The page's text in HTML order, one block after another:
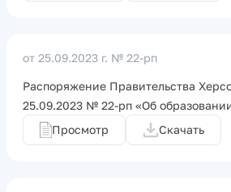
от 25.09.2023 г. № 22-рп
Распоряжение Правительства
25.09.2023 № 22-рп «Об
Просмотр
Скачать